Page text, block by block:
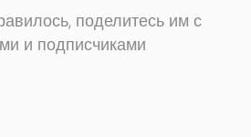
поделитесь им с
и подписчиками